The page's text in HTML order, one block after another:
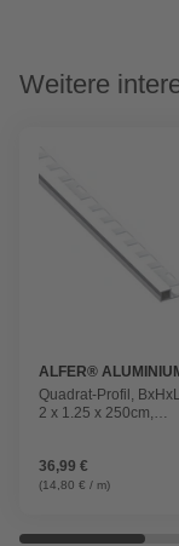
Weitere
ALFER®
Quadrat-Profil,
2 x 1.25 x 250cm,
36,99 €
(14,80 € / m)